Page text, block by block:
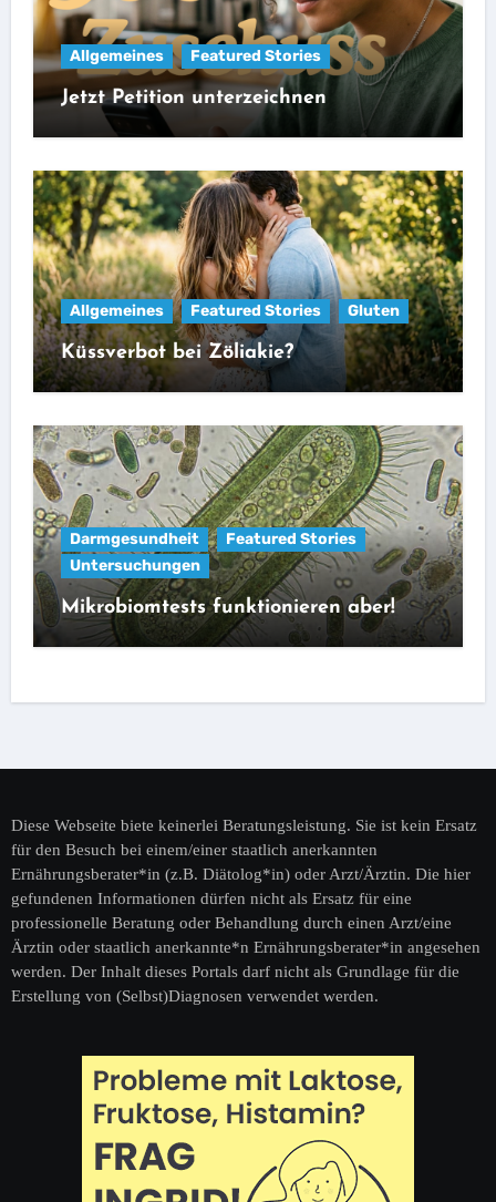
Allgemeines Featured Stories
Jetzt Petition unterzeichnen
Allgemeines Featured Stories Gluten
Küssverbot bei Zöliakie?
Darmgesundheit
Featured Stories
Untersuchungen
Mikrobiomtests funktionieren aber!
Diese Webseite biete keinerlei Beratungsleistung. Sie ist kein Ersatz
für den Besuch bei einem/einer staatlich anerkannten
Ernährungsberater*in (z.B. Diätolog*in) oder Arzt/Ärztin. Die hier
gefundenen Informationen dürfen nicht als Ersatz für eine
professionelle Beratung oder Behandlung durch einen Arzt/eine
Ärztin oder staatlich anerkannte*n Ernährungsberater*in angesehen
werden. Der Inhalt dieses Portals darf nicht als Grundlage für die
Erstellung von (Selbst)Diagnosen verwendet werden.